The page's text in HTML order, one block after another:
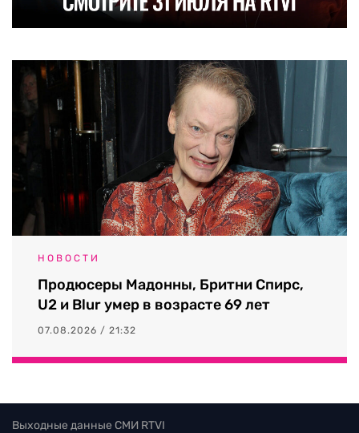
НОВОСТИ
Продюсеры Мадонны, Бритни Спирс,
U2 и Blur умер в возрасте 69 лет
07.08.2026 / 21:32
Выходные данные СМИ RTVI